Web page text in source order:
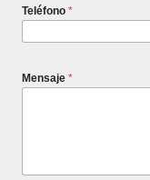
Teléfono *
Mensaje *